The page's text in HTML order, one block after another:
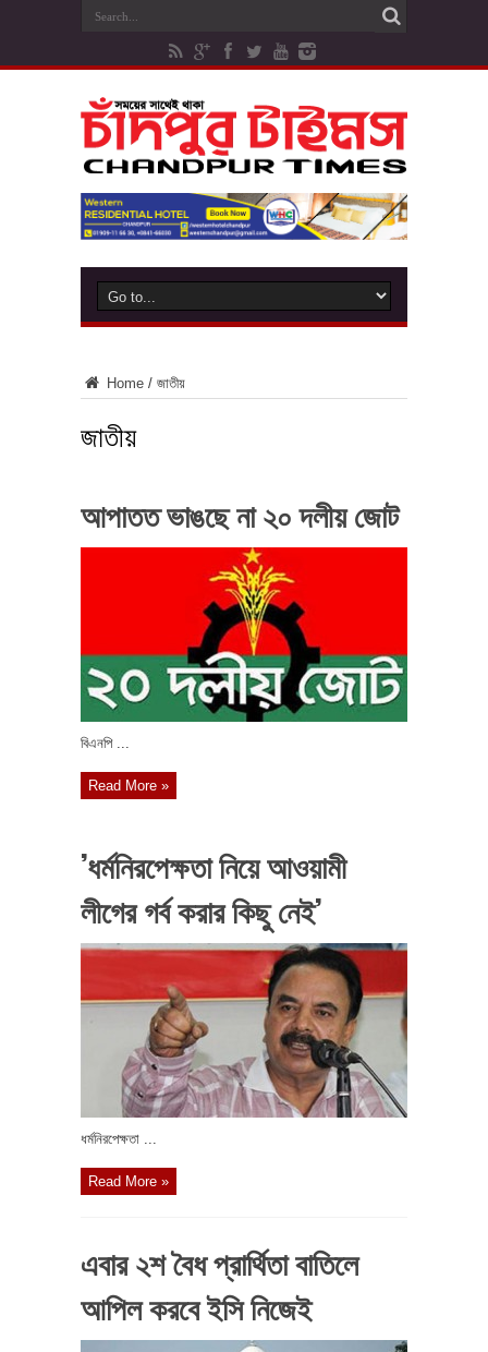
Home / জাতীয়
জাতীয়
আপাতত ভাঙছে না ২০ দলীয় জোট
বিএনপি ...
Read More »
’ধর্মনিরপেক্ষতা নিয়ে আওয়ামী
লীগের গর্ব করার কিছু নেই’
ধর্মনিরপেক্ষতা ...
Read More »
এবার ২শ বৈধ প্রার্থিতা বাতিলে
আপিল করবে ইসি নিজেই